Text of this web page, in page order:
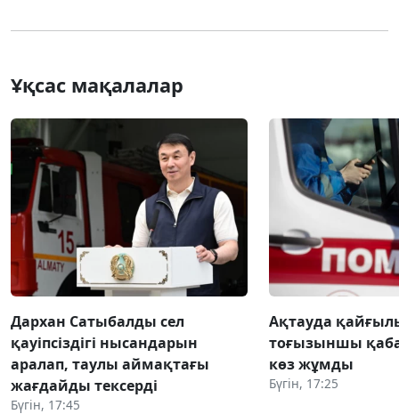
Ұқсас мақалалар
Дархан Сатыбалды сел
қауіпсіздігі нысандарын
аралап, таулы аймақтағы
жағдайды тексерді
Бүгін, 17:45
Ақтауда
тоғызыншы
көз жұмды
Бүгін, 17:25